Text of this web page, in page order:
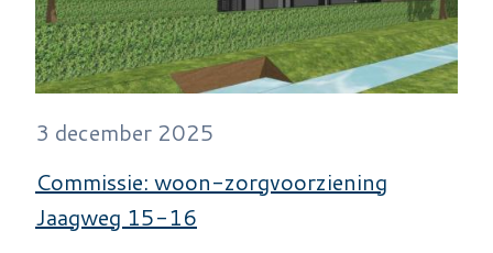
3 december 2025
Commissie: woon-zorgvoorziening
Jaagweg 15-16